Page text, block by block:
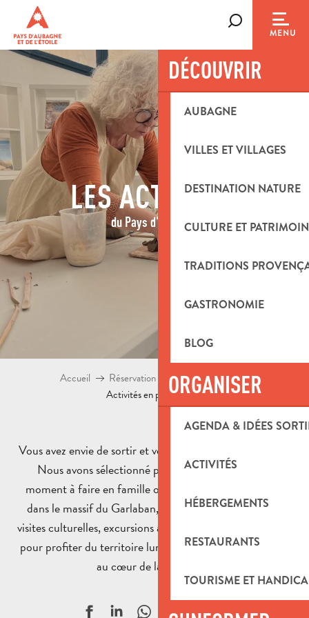
contenu
principal
MENU
DÉCOUVRIR
AUBAGNE
VILLES ET VILLAGES
DESTINATION NATURE
CULTURE ET
TRADITIONS
GASTRONOMIE
BLOG
ORGANISER
AGENDA & IDÉES
ACTIVITÉS
HÉBERGEMENTS
RESTAURANTS
TOURISME ET
LES ACTIVITÉS
du Pays d'Aubagne
Accueil
Réservation d’activités et boutique
Activités en pays d’Aubagne
Vous avez envie de sortir et vous ne savez pas quoi faire ?
Nous avons sélectionné pour vous les activités du
moment à faire en famille ou entre amis. Randonnées
dans le massif du Garlaban, ateliers autour de l’argile,
visites culturelles, excursions à la journée ! Autant d’idées
pour profiter du territoire lumineux du Pays d’Aubagne,
au cœur de la Provence.